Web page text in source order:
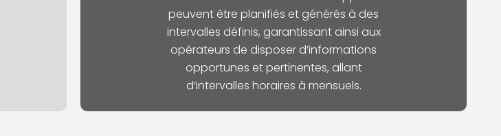
peuvent être planifiés et générés à des
intervalles définis, garantissant ainsi aux
opérateurs de disposer d’informations
opportunes et pertinentes, allant
d’intervalles horaires à mensuels.